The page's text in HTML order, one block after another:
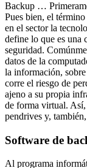
Backup …
Pues bien, el término
en el sector la
define lo que es una
seguridad.
datos de la
la información,
corre el riesgo de
ajeno a su propia
de forma virtual. Así,
pendrives y,
Software de
Al programa